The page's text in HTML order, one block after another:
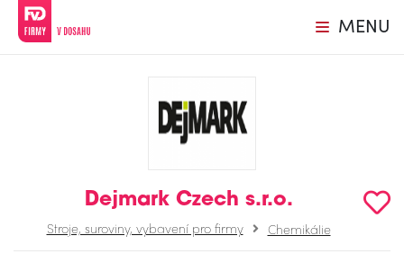
MENU
Dejmark Czech s.r.o.
Stroje, suroviny, vybavení pro firmy Chemikálie